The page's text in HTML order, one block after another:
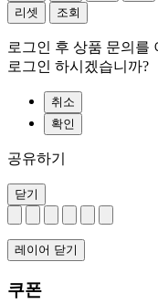
리셋
조회
로그인 후 상품 문의를
로그인 하시겠습니까?
취소
확인
공유하기
닫기
레이어 닫기
쿠폰